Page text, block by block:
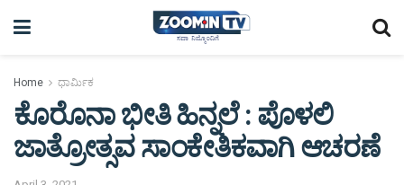
Home ಧಾರ್ಮಿಕ
ಕೊರೊನಾ ಭೀತಿ ಹಿನ್ನಲೆ : ಪೊಳಲಿ
ಜಾತ್ರೋತ್ಸವ ಸಾಂಕೇತಿಕವಾಗಿ ಆಚರಣೆ